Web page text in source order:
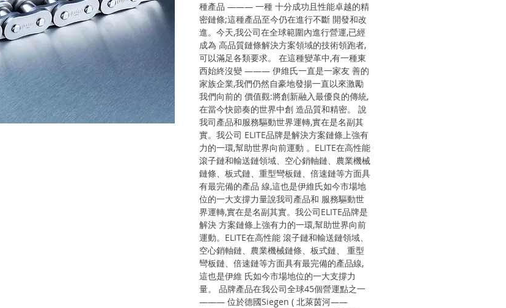
種產品 ——— 一種 十分成功且性能卓越的精
密鏈條;這種產品至今仍在進行不斷 開發和改
進。今天,我公司在全球範圍內進行營運,已經
成為 高品質鏈條解決方案領域的技術領跑者,
可以滿足各類要求。 在這種變革中,有一種東
西始終沒變 ——— 伊維氏一直是一家友 善的
家族企業,我們仍然自豪地發揚一直以來激勵
我們向前的 價值觀:將創新融入最優良的傳統,
在當今快節奏的世界中創 造品質和精密。 說
我司產品和服務驅動世界運轉,實在是名副其
實。我公司 ELITE品牌是解決方案鏈條上強有
力的一環,幫助世界向前運動 。ELITE在高性能
滾子鏈和輸送鏈領域、空心銷軸鏈、農業機械
鏈條、板式鏈、重型彎板鏈、倍速鏈等方面具
有最完備的產品 線,這也是伊維氏如今市場地
位的一大支撐力量說我司產品和 服務驅動世
界運轉,實在是名副其實。我公司ELITE品牌是
解決 方案鏈條上強有力的一環,幫助世界向前
運動。ELITE在高性能 滾子鏈和輸送鏈領域、
空心銷軸鏈、農業機械鏈條、板式鏈、 重型
彎板鏈、倍速鏈等方面具有最完備的產品線,
這也是伊維 氏如今市場地位的一大支撐力
量。 品牌產品在我公司全球45個營運點之一
——— 位於德國Siegen ( 北萊茵河——